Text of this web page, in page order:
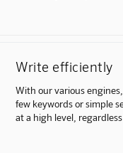
Write efficiently
With our various
few keywords or simple
at a high level,